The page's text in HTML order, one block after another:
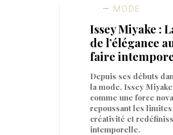
MODE
Issey Miyake :
de l’élégance
faire
Depuis ses débuts
la mode, Issey
comme une force
repoussant les
créativité et
intemporelle.